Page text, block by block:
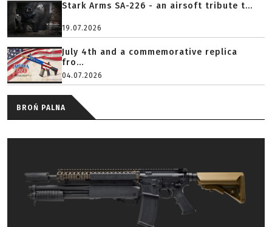
Stark Arms SA-226 - an airsoft tribute t...
19.07.2026
July 4th and a commemorative replica
fro...
04.07.2026
BROŃ PALNA